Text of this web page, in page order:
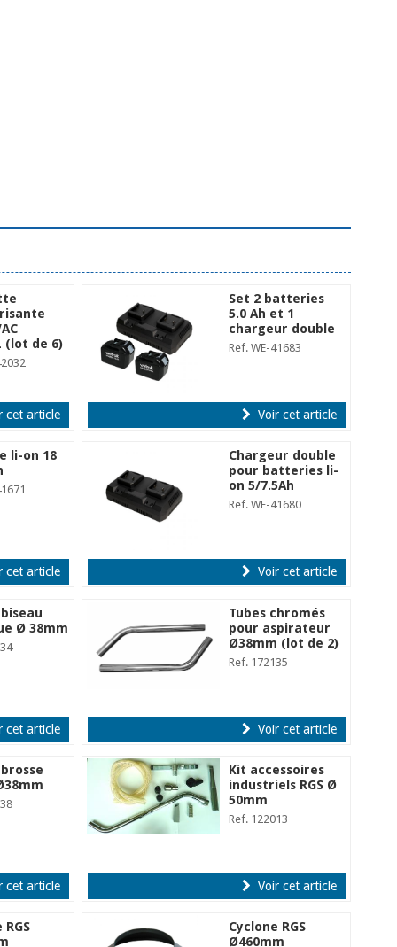
(lot de 6)
cet article
Set 2 batteries
5.0 Ah et 1
chargeur double
Ref. WE-41683
Voir cet article
li-on 18
cet article
Chargeur double
pour batteries li-
on 5/7.5Ah
Ref. WE-41680
Voir cet article
Ø 38mm
cet article
Tubes chromés
pour aspirateur
Ø38mm (lot de 2)
Ref. 172135
Voir cet article
cet article
Kit accessoires
industriels RGS Ø
50mm
Ref. 122013
Voir cet article
Cyclone RGS
Ø460mm